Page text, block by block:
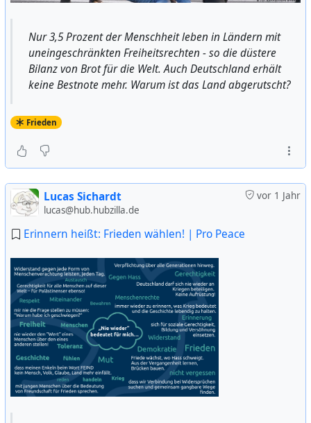
Nur 3,5 Prozent der Menschheit leben in Ländern mit
uneingeschränkten Freiheitsrechten - so die düstere
Bilanz von Brot für die Welt. Auch Deutschland erhält
keine Bestnote mehr. Warum ist das Land abgerutscht?
Frieden
vor 1 Jahr
Lucas Sichardt
lucas@hub.hubzilla.de
Erinnern heißt: Frieden wählen! | Pro Peace